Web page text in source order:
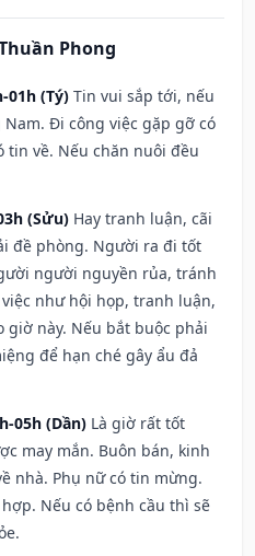
Phong
01h (Tý) Tin vui sắp tới, nếu
Đi công việc gặp gỡ có
tin về. Nếu chăn nuôi đều
(Sửu) Hay tranh luận, cãi
đề phòng. Người ra đi tốt
người nguyền rủa, tránh
như hội họp, tranh luận,
này. Nếu bắt buộc phải
để hạn ché gây ẩu đả
05h (Dần) Là giờ rất tốt
may mắn. Buôn bán, kinh
nhà. Phụ nữ có tin mừng.
Nếu có bệnh cầu thì sẽ